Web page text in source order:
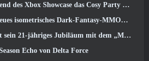
das Cosy Party Platformer-Spiel Totopia an, Startet Beta-Rekrutierung
Dark-Fantasy-MMORPG, Glut der Ungekrönten
jähriges Jubiläum mit dem „Maple University Event“
Echo von Delta Force